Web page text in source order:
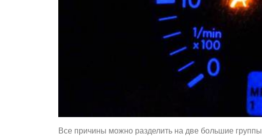
Все причины можно разделить на две большие